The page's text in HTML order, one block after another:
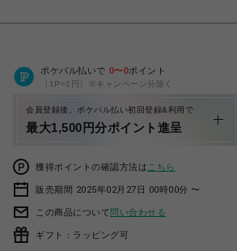
ポケパル払いで 0〜0ポイント
（1P=1円）※キャンペーン分除く
会員登録後、ポケパル払い初回登録&利用で
最大1,500円分ポイント進呈
獲得ポイントの確認方法は こちら
販売期間 2025年02月27日 00時00分 〜
この商品について問い合わせる
ギフト：ラッピング可